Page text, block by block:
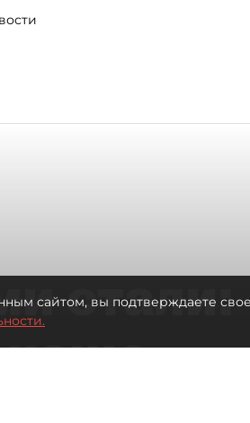
стали:
чаще
сайтом, вы подтверждаете